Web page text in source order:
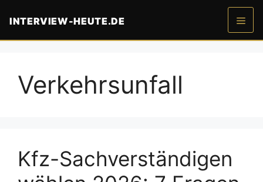
Inhalt
INTERVIEW-HEUTE.DE
Menü
Verkehrsunfall
Kfz-Sachverständigen